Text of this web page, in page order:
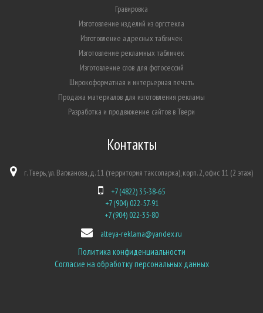
Гравировка
Изготовление изделий из оргстекла
Изготовление адресных табличек
Изготовление рекламных табличек
Изготовление слов для фотосессий
Широкоформатная и интерьерная печать
Продажа материалов для изготовления рекламы
Разработка и продвижение сайтов в Твери
Контакты
г. Тверь, ул. Вагжанова, д. 11 (территория таксопарка), корп. 2, офис 11 (2 этаж)
+7 (4822) 35-38-65
+7 (904) 022-57-91
+7 (904) 022-35-80
alteya-reklama@yandex.ru
Политика конфиденциальности
Согласие на обработку персональных данных